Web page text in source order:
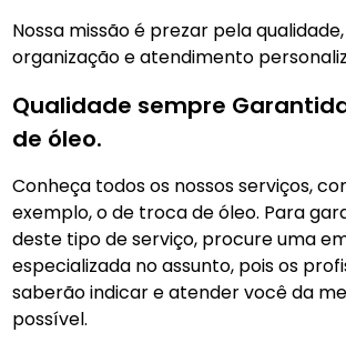
Nossa missão é prezar pela
organização e atendimento
Qualidade sempre
de óleo.
Conheça todos os nossos serviços,
exemplo, o de troca de óleo. Para
deste tipo de serviço, procure uma
especializada no assunto, pois os
saberão indicar e atender você da
possível.